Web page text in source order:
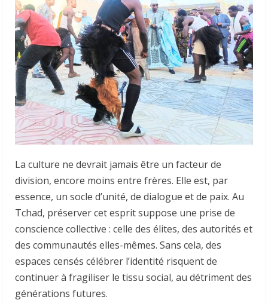
La culture ne devrait jamais être un facteur de
division, encore moins entre frères. Elle est, par
essence, un socle d’unité, de dialogue et de paix. Au
Tchad, préserver cet esprit suppose une prise de
conscience collective : celle des élites, des autorités et
des communautés elles-mêmes. Sans cela, des
espaces censés célébrer l’identité risquent de
continuer à fragiliser le tissu social, au détriment des
générations futures.